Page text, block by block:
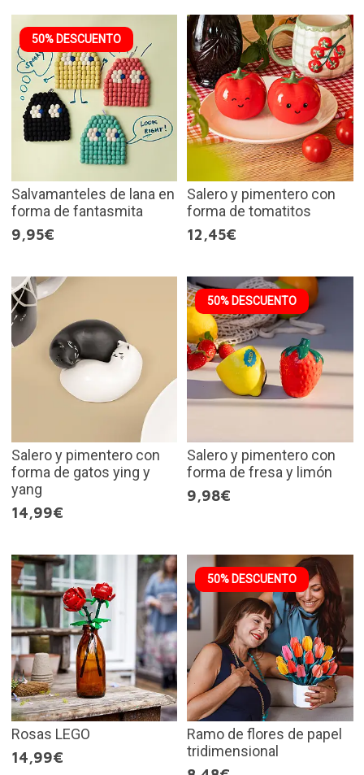
50% DESCUENTO
Salvamanteles de lana en
forma de fantasmita
9,95€
Salero y pimentero con
forma de tomatitos
12,45€
Salero y pimentero con
forma de gatos ying y
yang
14,99€
50% DESCUENTO
Salero y pimentero con
forma de fresa y limón
9,98€
Rosas LEGO
14,99€
50% DESCUENTO
Ramo de flores de papel
tridimensional